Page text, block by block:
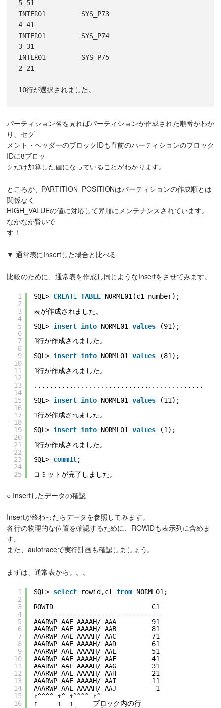
5 51
INTER01         SYS_P73
4 41
INTER01         SYS_P74
3 31
INTER01         SYS_P75
2 21
パーティション名を見ればパーティションが作成された順番がわか
り、セグ
メント・ヘッダーのブロックIDも直前のパーティションのブロック
IDに8ブロッ
クだけ加算した値になっていることがわかります。
ところが、PARTITION_POSITIONはパーティションの作成順とは
関係なく
HIGH_VALUEの値に対応して昇順にメンテナンスされています。
なかなか賢いで
す！
▼ 通常表にInsertした場合と比べる
比較のために、通常表を作成し同じようなInsertをさせてみます。
1
2
3
4
5
6
7
8
9
10
11
12
13
14
15
16
17
18
19
20
21
22
23
24
25
SQL> CREATE TABLE NORML01(c1 number);
表が作成されました。
SQL> insert into NORML01 values
(91);
1行が作成されました。
SQL> insert into NORML01 values
(81);
1行が作成されました。
...........................................
SQL> insert into NORML01 values
(11);
1行が作成されました。
SQL> insert into NORML01 values
(1);
1行が作成されました。
SQL> commit;
コミットが完了しました。
○ Insertしたデータの確認
Insertが終わったらデータを参照してみます。
各行の物理的な位置を確認するために、ROWIDも表示列に含めま
す。
また、autotraceで実行計画も確認しましょう。
まずは、通常表から。。。
1
2
3
4
5
6
7
8
9
10
11
12
13
14
15
16
SQL> select rowid,c1 from NORML01;
ROWID                         C1
--------------------- ----------
AAARWP AAE AAAAH/ AAA         91
AAARWP AAE AAAAH/ AAB         81
AAARWP AAE AAAAH/ AAC         71
AAARWP AAE AAAAH/ AAD         61
AAARWP AAE AAAAH/ AAE         51
AAARWP AAE AAAAH/ AAF         41
AAARWP AAE AAAAH/ AAG         31
AAARWP AAE AAAAH/ AAH         21
AAARWP AAE AAAAH/ AAI         11
AAARWP AAE AAAAH/ AAJ          1
↑^^^^ ↑^ ↑^^^^ ↑^
↑     ↑  ↑     ブロック内の行